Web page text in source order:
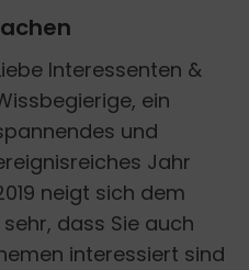
Interessenten &
ein
und
Jahr
neigt sich dem
dass Sie auch
interessiert sind